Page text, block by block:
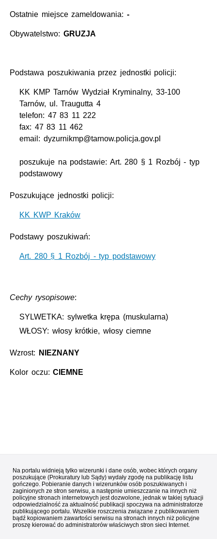
Ostatnie miejsce zameldowania: -
Obywatelstwo: GRUZJA
Podstawa poszukiwania przez jednostki policji:
KK KMP Tarnów Wydział Kryminalny, 33-100
Tarnów, ul. Traugutta 4
telefon: 47 83 11 222
fax: 47 83 11 462
email: dyzurnikmp@tarnow.policja.gov.pl
poszukuje na podstawie: Art. 280 § 1 Rozbój - typ
podstawowy
Poszukujące jednostki policji:
KK KWP Kraków
Podstawy poszukiwań:
Art. 280 § 1 Rozbój - typ podstawowy
Cechy rysopisowe:
SYLWETKA: sylwetka krępa (muskularna)
WŁOSY: włosy krótkie, włosy ciemne
Wzrost: NIEZNANY
Kolor oczu:CIEMNE
Na portalu widnieją tylko wizerunki i dane osób, wobec których organy
poszukujące (Prokuratury lub Sądy) wydały zgodę na publikację listu
gończego. Pobieranie danych i wizerunków osób poszukiwanych i
zaginionych ze stron serwisu, a następnie umieszczanie na innych niż
policyjne stronach internetowych jest dozwolone, jednak w takiej sytuacji
odpowiedzialność za aktualność publikacji spoczywa na administratorze
publikującego portalu. Wszelkie roszczenia związane z publikowaniem
bądź kopiowaniem zawartości serwisu na stronach innych niż policyjne
proszę kierować do administratorów właściwych stron sieci Internet.